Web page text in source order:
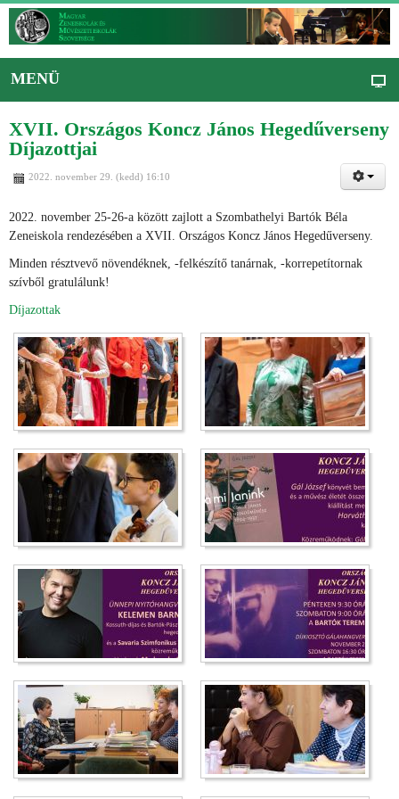
MENÜ
XVII. Országos Koncz János Hegedűverseny
Díjazottjai
2022. november 29. (kedd) 16:10
2022. november 25-26-a között zajlott a Szombathelyi Bartók Béla
Zeneiskola rendezésében a XVII. Országos Koncz János Hegedűverseny.
Minden résztvevő növendéknek, -felkészítő tanárnak, -korrepetítornak
szívből gratulálunk!
Díjazottak